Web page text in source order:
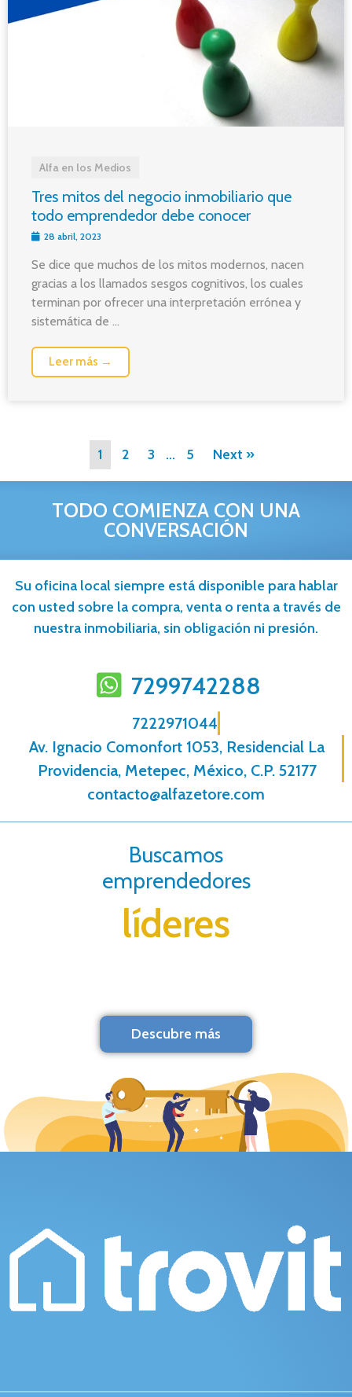
Alfa en los Medios
Tres mitos del negocio inmobiliario que
todo emprendedor debe conocer
28 abril, 2023
Se dice que muchos de los mitos modernos, nacen
gracias a los llamados sesgos cognitivos, los cuales
terminan por ofrecer una interpretación errónea y
sistemática de ...
Leer más →
1 2 3 … 5 Next »
TODO COMIENZA CON UNA
CONVERSACIÓN
Su oficina local siempre está disponible para hablar
con usted sobre la compra, venta o renta a través de
nuestra inmobiliaria, sin obligación ni presión.
7299742288
7222971044
Av. Ignacio Comonfort 1053, Residencial La
Providencia, Metepec, México, C.P. 52177
contacto@alfazetore.com
Buscamos
emprendedores
líderes
Descubre más